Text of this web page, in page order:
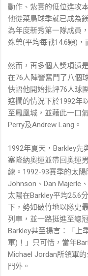
動作、紮實的低位進攻
他從菜鳥球季就已成為
為年度新秀第一隊成員
殊榮(平均每戰14.6顆)，
然而，再多個人獎項還
在76人陣營奮鬥了八個
快語他開始批評76人球
遮攔的情況下於1992年
至鳳凰城，並藉此一口
Perry及Andrew Lang。
1992年夏天，Barkley
塞隆納奧運並帶回奧運
練。1992-93賽季的太
Johnson、Dan Majerle
太陽在Barkley平均25.6
下，勢如破竹地以隊史
列車，並一路挺進至總
Barkley甚至揚言：「上
軍)！」只可惜，當年
Michael Jordan所領軍
門外。